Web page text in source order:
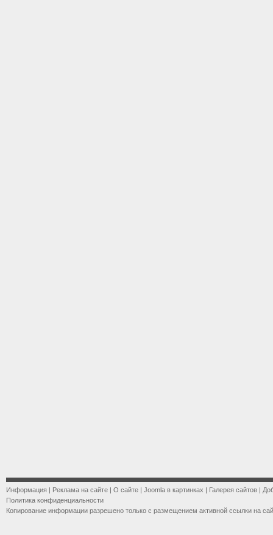
Информация | Реклама на сайте | О сайте | Joomla в картинках | Галерея сайтов |
Политика конфиденциальности
Копирование информации разрешено только с размещением активной ссылки на